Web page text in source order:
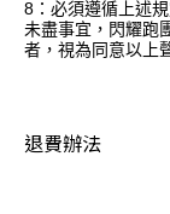
8：必須遵循上述
未盡事宜，閃耀跑
者，視為同意以上
退費辦法